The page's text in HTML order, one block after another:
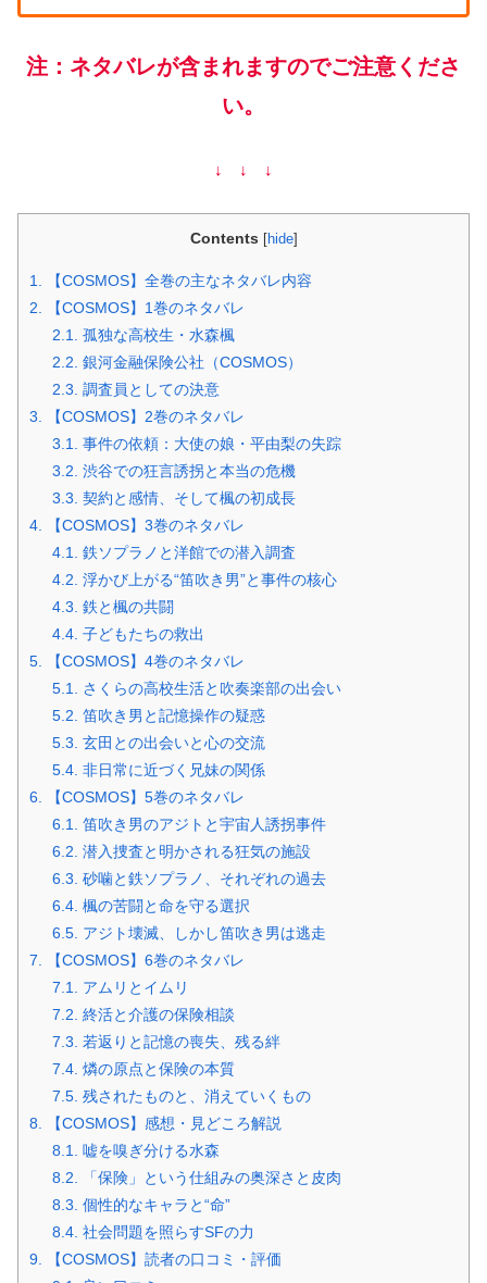
注：ネタバレが含まれますのでご注意くださ
い。
↓ ↓ ↓
Contents [hide]
1.
【COSMOS】全巻の主なネタバレ内容
2.
【COSMOS】1巻のネタバレ
2.1.
孤独な高校生・水森楓
2.2. 銀河金融保険公社（COSMOS）
2.3. 調査員としての決意
3.
【COSMOS】2巻のネタバレ
3.1.
事件の依頼：大使の娘・平由梨の失踪
3.2. 渋谷での狂言誘拐と本当の危機
3.3. 契約と感情、そして楓の初成長
4.
【COSMOS】3巻のネタバレ
4.1.
鉄ソプラノと洋館での潜入調査
4.2. 浮かび上がる“笛吹き男”と事件の核心
4.3. 鉄と楓の共闘
4.4. 子どもたちの救出
5.
【COSMOS】4巻のネタバレ
5.1.
さくらの高校生活と吹奏楽部の出会い
5.2. 笛吹き男と記憶操作の疑惑
5.3. 玄田との出会いと心の交流
5.4. 非日常に近づく兄妹の関係
6.
【COSMOS】5巻のネタバレ
6.1.
笛吹き男のアジトと宇宙人誘拐事件
6.2. 潜入捜査と明かされる狂気の施設
6.3. 砂噛と鉄ソプラノ、それぞれの過去
6.4. 楓の苦闘と命を守る選択
6.5. アジト壊滅、しかし笛吹き男は逃走
7.
【COSMOS】6巻のネタバレ
7.1.
アムリとイムリ
7.2. 終活と介護の保険相談
7.3. 若返りと記憶の喪失、残る絆
7.4. 燐の原点と保険の本質
7.5. 残されたものと、消えていくもの
8.
【COSMOS】感想・見どころ解説
8.1.
嘘を嗅ぎ分ける水森
8.2.
「保険」という仕組みの奥深さと皮肉
8.3. 個性的なキャラと“命”
8.4. 社会問題を照らすSFの力
9.
【COSMOS】読者の口コミ・評価